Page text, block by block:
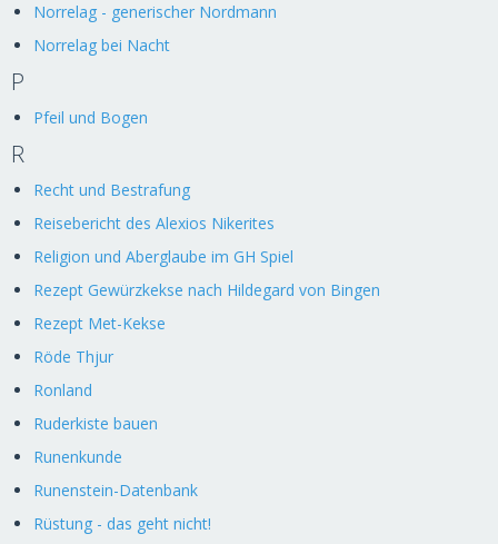
Norrelag - generischer Nordmann
Norrelag bei Nacht
P
Pfeil und Bogen
R
Recht und Bestrafung
Reisebericht des Alexios Nikerites
Religion und Aberglaube im GH Spiel
Rezept Gewürzkekse nach Hildegard von Bingen
Rezept Met-Kekse
Röde Thjur
Ronland
Ruderkiste bauen
Runenkunde
Runenstein-Datenbank
Rüstung - das geht nicht!